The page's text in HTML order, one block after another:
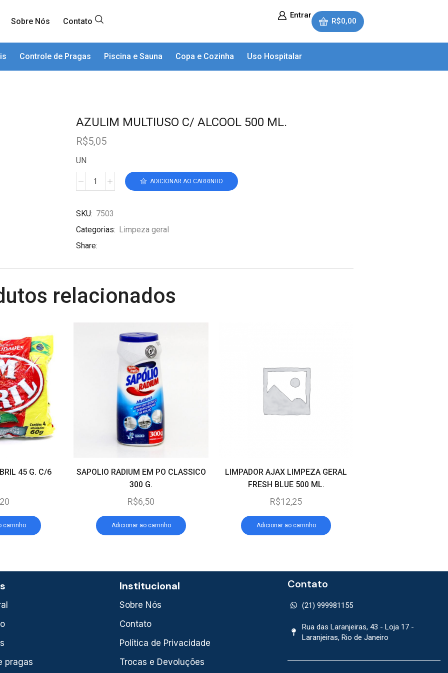
Sobre Nós Contato
Entrar
R$0,00
Controle de Pragas Piscina e Sauna Copa e Cozinha Uso Hospitalar
AZULIM MULTIUSO C/ ALCOOL 500 ML.
R$5,05
UN
ADICIONAR AO CARRINHO
SKU: 7503
Categorias: Limpeza geral
Share:
relacionados
45 G. C/6
carrinho
SAPOLIO RADIUM EM PO CLASSICO
300 G.
R$6,50
Adicionar ao carrinho
LIMPADOR AJAX LIMPEZA GERAL
FRESH BLUE 500 ML.
R$12,25
Adicionar ao carrinho
pragas
Institucional
Sobre Nós
Contato
Política de Privacidade
Trocas e Devoluções
Contato
(21) 999981155
Rua das Laranjeiras, 43 - Loja 17 -
Laranjeiras, Rio de Janeiro